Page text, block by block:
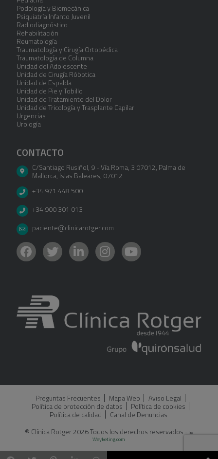
Podología y Biomecánica
Psiquiatría Infanto Juvenil
Radiodiagnóstico
Rehabilitación
Reumatología
Traumatología y Cirugía Ortopédica
Traumatología de Columna
Unidad del Adolescente
Unidad de Cirugía Róbotica
Unidad de Espalda
Unidad de Pie y Tobillo
Unidad de Tratamiento del Dolor
Unidad de Tricología y Trasplante Capilar
Urgencias
Urología
CONTACTO
C/Santiago Rusiñol, 9 - Vía Roma, 3 07012, Palma de
Mallorca, Islas Baleares, 07012
+34 971 448 500
+34 900 301 013
paciente@clinicarotger.com
Preguntas Frecuentes Mapa Web
Aviso Legal
Política de protección de datos
Política de cookies
Política de calidad
Canal de Denuncias
® Clínica Rotger 2026 Todos los derechos reservados - by
Weyketing.com